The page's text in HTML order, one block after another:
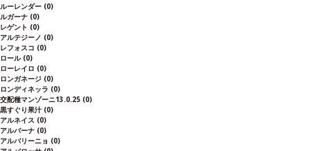
ルーレンダー (0)
ルガーナ (0)
レゲント (0)
アルテジーノ (0)
レフォスコ (0)
ロール (0)
ローレイロ (0)
ロンガネージ (0)
ロンディネッラ (0)
交配種マンゾーニ13.0.25 (0)
黒すぐり果汁 (0)
アルネイス (0)
アルバーナ (0)
アルバリーニョ (0)